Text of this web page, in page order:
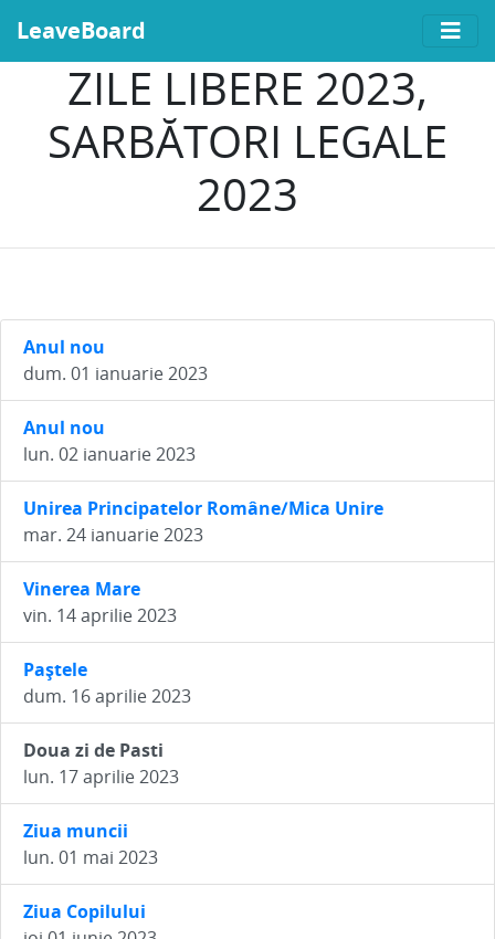
LeaveBoard
ZILE LIBERE 2023,
SARBĂTORI LEGALE
2023
Anul nou
dum. 01 ianuarie 2023
Anul nou
lun. 02 ianuarie 2023
Unirea Principatelor Române/Mica Unire
mar. 24 ianuarie 2023
Vinerea Mare
vin. 14 aprilie 2023
Paştele
dum. 16 aprilie 2023
Doua zi de Pasti
lun. 17 aprilie 2023
Ziua muncii
lun. 01 mai 2023
Ziua Copilului